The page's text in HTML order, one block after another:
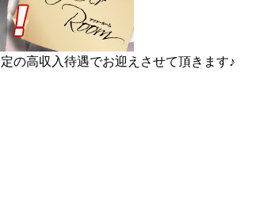
の高収入待遇でお迎えさせて頂きます♪